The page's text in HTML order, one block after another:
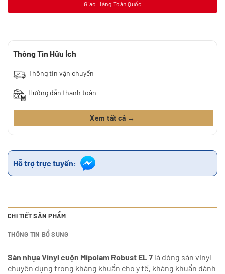
Giao Hàng Toàn Quốc
Thông Tin Hữu Ích
Thông tin vận chuyển
Hướng dẫn thanh toán
Xem tất cả →
Hỗ trợ trực tuyến:
CHI TIẾT SẢN PHẨM
THÔNG TIN BỔ SUNG
Sàn nhựa Vinyl cuộn Mipolam Robust EL 7 là dòng sàn vinyl
chuyên dụng trong kháng khuẩn cho y tế, kháng khuẩn dành